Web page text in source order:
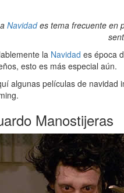
Navidades tema frecuente en
la Navidad es época
esto es más especial aún.
algunas películas de navidad
Manostijeras